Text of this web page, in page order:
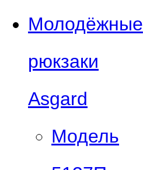
Молодёжные
рюкзаки
Asgard
Модель